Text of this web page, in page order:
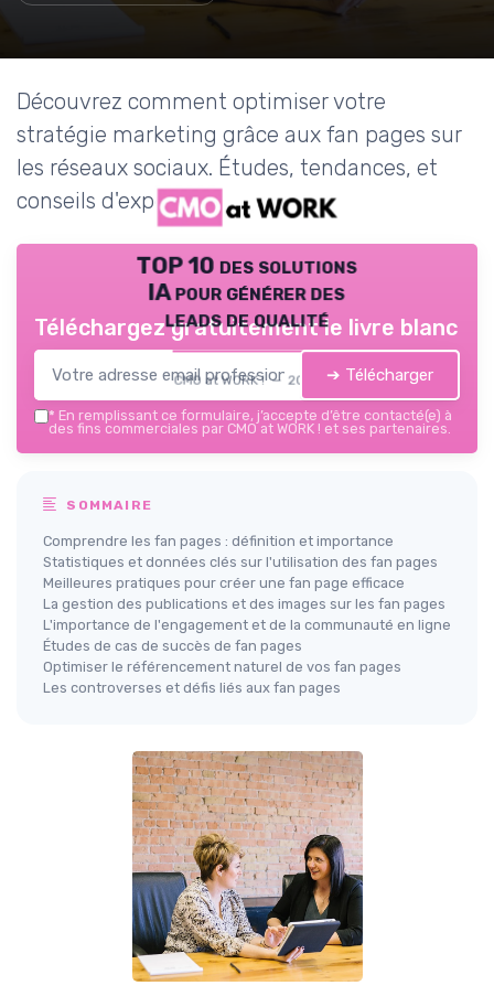
Découvrez comment optimiser votre
stratégie marketing grâce aux fan pages sur
les réseaux sociaux. Études, tendances, et
conseils d'experts.
TOP 10 des solutions
IA pour générer des
leads de qualité
CMO at WORK ! — 2026
Téléchargez gratuitement le livre blanc
➔ Télécharger
* En remplissant ce formulaire, j’accepte d’être contacté(e) à
des fins commerciales par CMO at WORK ! et ses partenaires.
SOMMAIRE
Comprendre les fan pages : définition et importance
Statistiques et données clés sur l'utilisation des fan pages
Meilleures pratiques pour créer une fan page efficace
La gestion des publications et des images sur les fan pages
L'importance de l'engagement et de la communauté en ligne
Études de cas de succès de fan pages
Optimiser le référencement naturel de vos fan pages
Les controverses et défis liés aux fan pages